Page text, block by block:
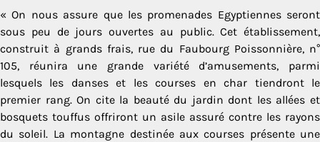
« On nous assure que les promenades Egyptiennes seront
sous peu de jours ouvertes au public. Cet établissement,
construit à grands frais, rue du Faubourg Poissonnière, n°
105, réunira une grande variété d’amusements, parmi
lesquels les danses et les courses en char tiendront le
premier rang. On cite la beauté du jardin dont les allées et
bosquets touffus offriront un asile assuré contre les rayons
du soleil. La montagne destinée aux courses présente une